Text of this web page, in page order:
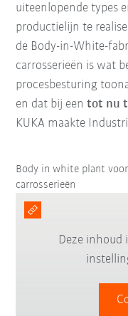
uiteenlopende types
productielijn te
de Body-in-White-
carrosserieën is wat
procesbesturing
en dat bij eentot nu
KUKA maakte
Body in white plant
carrosserieën
Deze inhoud